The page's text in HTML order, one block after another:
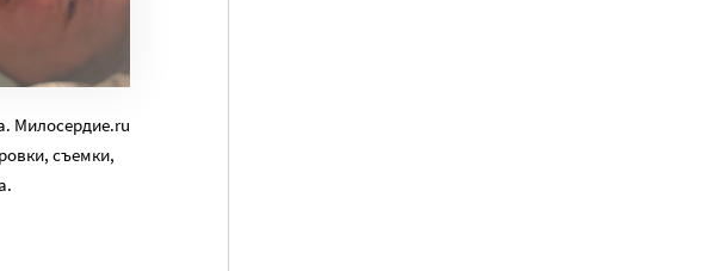
Милосердие.ru
съемки,